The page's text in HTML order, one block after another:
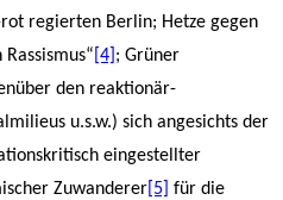
regierten Berlin; Hetze gegen
[4] ; Grüner
den reaktionär-
u.s.w.) sich angesichts der
eingestellter
Zuwanderer[5] für die